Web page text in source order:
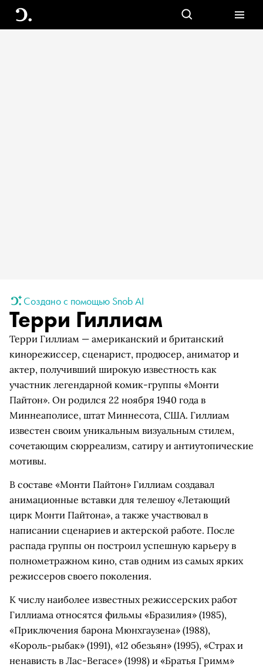
Создано с помощью Snob AI
Терри Гиллиам
Терри Гиллиам — американский и британский
кинорежиссер, сценарист, продюсер, аниматор и
актер, получивший широкую известность как
участник легендарной комик-группы «Монти
Пайтон». Он родился 22 ноября 1940 года в
Миннеаполисе, штат Миннесота, США. Гиллиам
известен своим уникальным визуальным стилем,
сочетающим сюрреализм, сатиру и антиутопические
мотивы.
В составе «Монти Пайтон» Гиллиам создавал
анимационные вставки для телешоу «Летающий
цирк Монти Пайтона», а также участвовал в
написании сценариев и актерской работе. После
распада группы он построил успешную карьеру в
полнометражном кино, став одним из самых ярких
режиссеров своего поколения.
К числу наиболее известных режиссерских работ
Гиллиама относятся фильмы «Бразилия» (1985),
«Приключения барона Мюнхгаузена» (1988),
«Король-рыбак» (1991), «12 обезьян» (1995), «Страх и
ненависть в Лас-Вегасе» (1998) и «Братья Гримм»